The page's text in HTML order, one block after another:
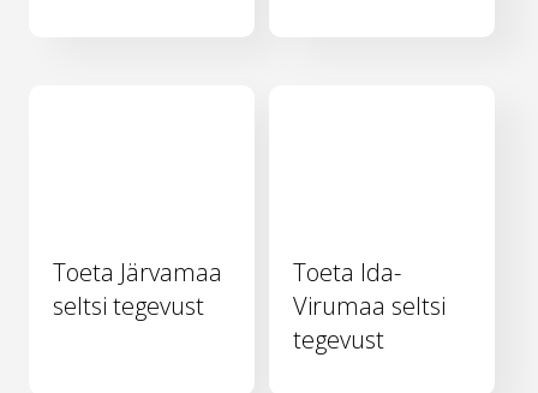
Toeta Järvamaa
seltsi tegevust
Toeta Ida-
Virumaa seltsi
tegevust